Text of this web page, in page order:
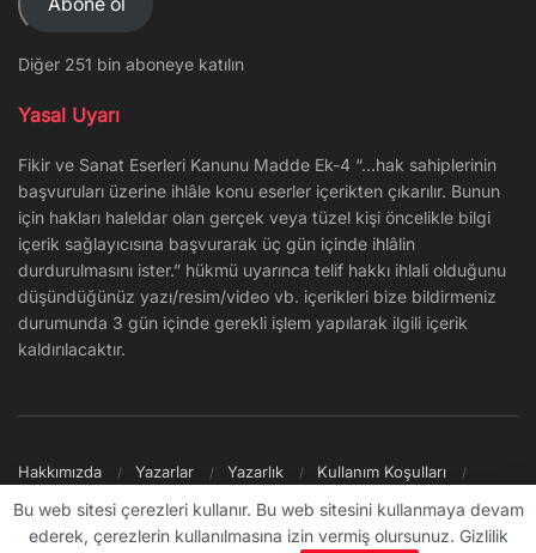
Diğer 251 bin aboneye katılın
Yasal Uyarı
Fikir ve Sanat Eserleri Kanunu Madde Ek-4 “…hak sahiplerinin
başvuruları üzerine ihlâle konu eserler içerikten çıkarılır. Bunun
için hakları haleldar olan gerçek veya tüzel kişi öncelikle bilgi
içerik sağlayıcısına başvurarak üç gün içinde ihlâlin
durdurulmasını ister.” hükmü uyarınca telif hakkı ihlali olduğunu
düşündüğünüz yazı/resim/video vb. içerikleri bize bildirmeniz
durumunda 3 gün içinde gerekli işlem yapılarak ilgili içerik
kaldırılacaktır.
Hakkımızda Yazarlar Yazarlık
Kullanım Koşulları
© 2009 - ∞ Sanal Şantiye
Bu web sitesi çerezleri kullanır. Bu web sitesini kullanmaya devam
ederek, çerezlerin kullanılmasına izin vermiş olursunuz. Gizlilik